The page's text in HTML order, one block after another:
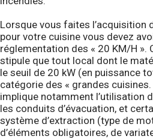
Lorsque vous faites l’acquisition
pour votre cuisine vous devez
réglementation des « 20 KM/H ».
stipule que tout local dont le
le seuil de 20 kW (en puissance
catégorie des « grandes
implique notamment l’utilisation
les conduits d’évacuation, et
système d’extraction (type de
d’éléments obligatoires, de